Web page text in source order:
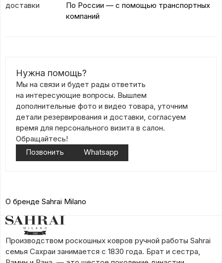
доставки
По России — с помощью транспортных
компаний
Нужна помощь?
Мы на связи и будет рады ответить
на интересующие вопросы. Вышлем
дополнительные фото и видео товара, уточним
детали резервирования и доставки, согласуем
время для персонального визита в салон.
Обращайтесь!
Позвонить
Whatsapp
О бренде Sahrai Milano
Производством роскошных ковров ручной работы Sahrai
семья Сахраи занимается с 1830 года. Брат и сестра,